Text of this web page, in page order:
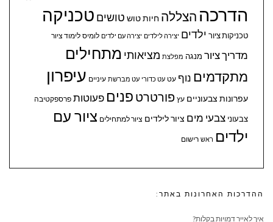
הדרכה הצללה חיותטוש טושים טכניקה
טכניקות ציור ילדים יצירה לילדים יצירה עם ילדים לומיס לימוד ציור
מדריך ציור מנגה מפלצת מציאותי מתחילים
מתקדמים נוף עט עט כדורי עט מברשת עיניים עיפרון
עפרונות צבעוניים עץ פורטרט פנים פעוטות פרספקטיבה
צבעוני צבעי מים ציור לילדים ציור למתחילים ציור עם
ילדים ראש רישום
ההדרכות האחרונות באתר:
איך לאייר דמויות בקלות?